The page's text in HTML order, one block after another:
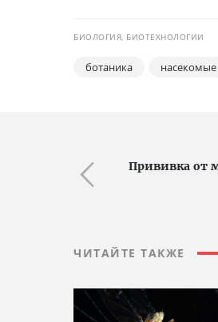
БИОЛОГИЯ, БИОТЕХНОЛОГИИ
ботаника насекомые
Прививка от
ЧИТАЙТЕ ТАКЖЕ